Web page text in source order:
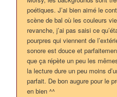
poétiques. J’ai bien aimé le
scène de bal où les couleurs
revanche, j’ai pas saisi ce
pourpres qui viennent de
sonore est douce et
que ça répète un peu les
la lecture dure un peu moins
parfait. De bon augure pour le
en bien ^^